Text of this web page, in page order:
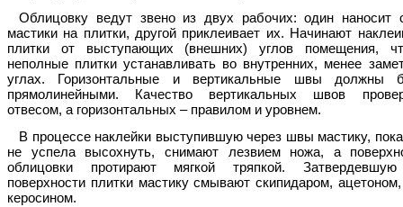
Облицовку ведут звено из двух рабочих: один наносит
мастики на плитки, другой приклеивает их. Начинают
плитки от выступающих (внешних) углов помещения,
неполные плитки устанавливать во внутренних, менее
углах. Горизонтальные и вертикальные швы должны
прямолинейными. Качество вертикальных швов
отвесом, а горизонтальных – правилом и уровнем.
В процессе наклейки выступившую через швы мастику,
не успела высохнуть, снимают лезвием ножа, а
облицовки протирают мягкой тряпкой.
поверхности плитки мастику смывают скипидаром,
керосином.